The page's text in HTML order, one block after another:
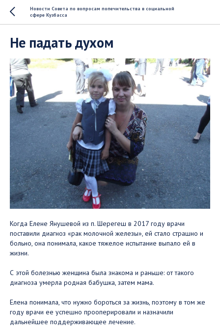
Новости Совета по вопросам попечительства в социальной
сфере Кузбасса
Не падать духом
Когда Елене Янушевой из п. Шерегеш в 2017 году врачи
поставили диагноз «рак молочной железы», ей стало страшно и
больно, она понимала, какое тяжелое испытание выпало ей в
жизни.
С этой болезнью женщина была знакома и раньше: от такого
диагноза умерла родная бабушка, затем мама.
Елена понимала, что нужно бороться за жизнь, поэтому в том же
году врачи ее успешно прооперировали и назначили
дальнейшее поддерживающее лечение.